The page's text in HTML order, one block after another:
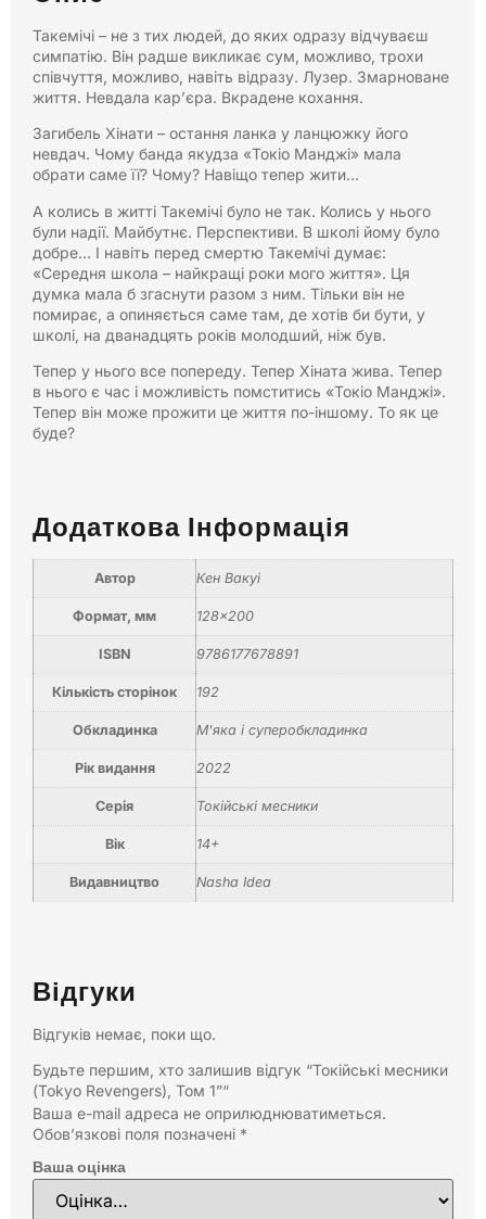
Такемічі – не з тих людей, до яких одразу відчуваєш
симпатію. Він радше викликає сум, можливо, трохи
співчуття, можливо, навіть відразу. Лузер. Змарноване
життя. Невдала кар’єра. Вкрадене кохання.
Загибель Хінати – остання ланка у ланцюжку його
невдач. Чому банда якудза «Токіо Манджі» мала
обрати саме її? Чому? Навіщо тепер жити…
А колись в житті Такемічі було не так. Колись у нього
були надії. Майбутнє. Перспективи. В школі йому було
добре… І навіть перед смертю Такемічі думає:
«Середня школа – найкращі роки мого життя». Ця
думка мала б згаснути разом з ним. Тільки він не
помирає, а опиняється саме там, де хотів би бути, у
школі, на дванадцять років молодший, ніж був.
Тепер у нього все попереду. Тепер Хіната жива. Тепер
в нього є час і можливість помститись «Токіо Манджі».
Тепер він може прожити це життя по-іншому. То як це
буде?
Додаткова Інформація
Автор Кен Вакуі
Формат, мм 128×200
ISBN 9786177678891
Кількість сторінок 192
Обкладинка М'яка і суперобкладинка
Рік видання 2022
Серія Токійські месники
Вік 14+
Видавництво Nasha Idea
Відгуки
Відгуків немає, поки що.
Будьте першим, хто залишив відгук “Токійські месники
(Tokyo Revengers), Том 1”“
Ваша e-mail адреса не оприлюднюватиметься.
Обов’язкові поля позначені *
Ваша оцінка